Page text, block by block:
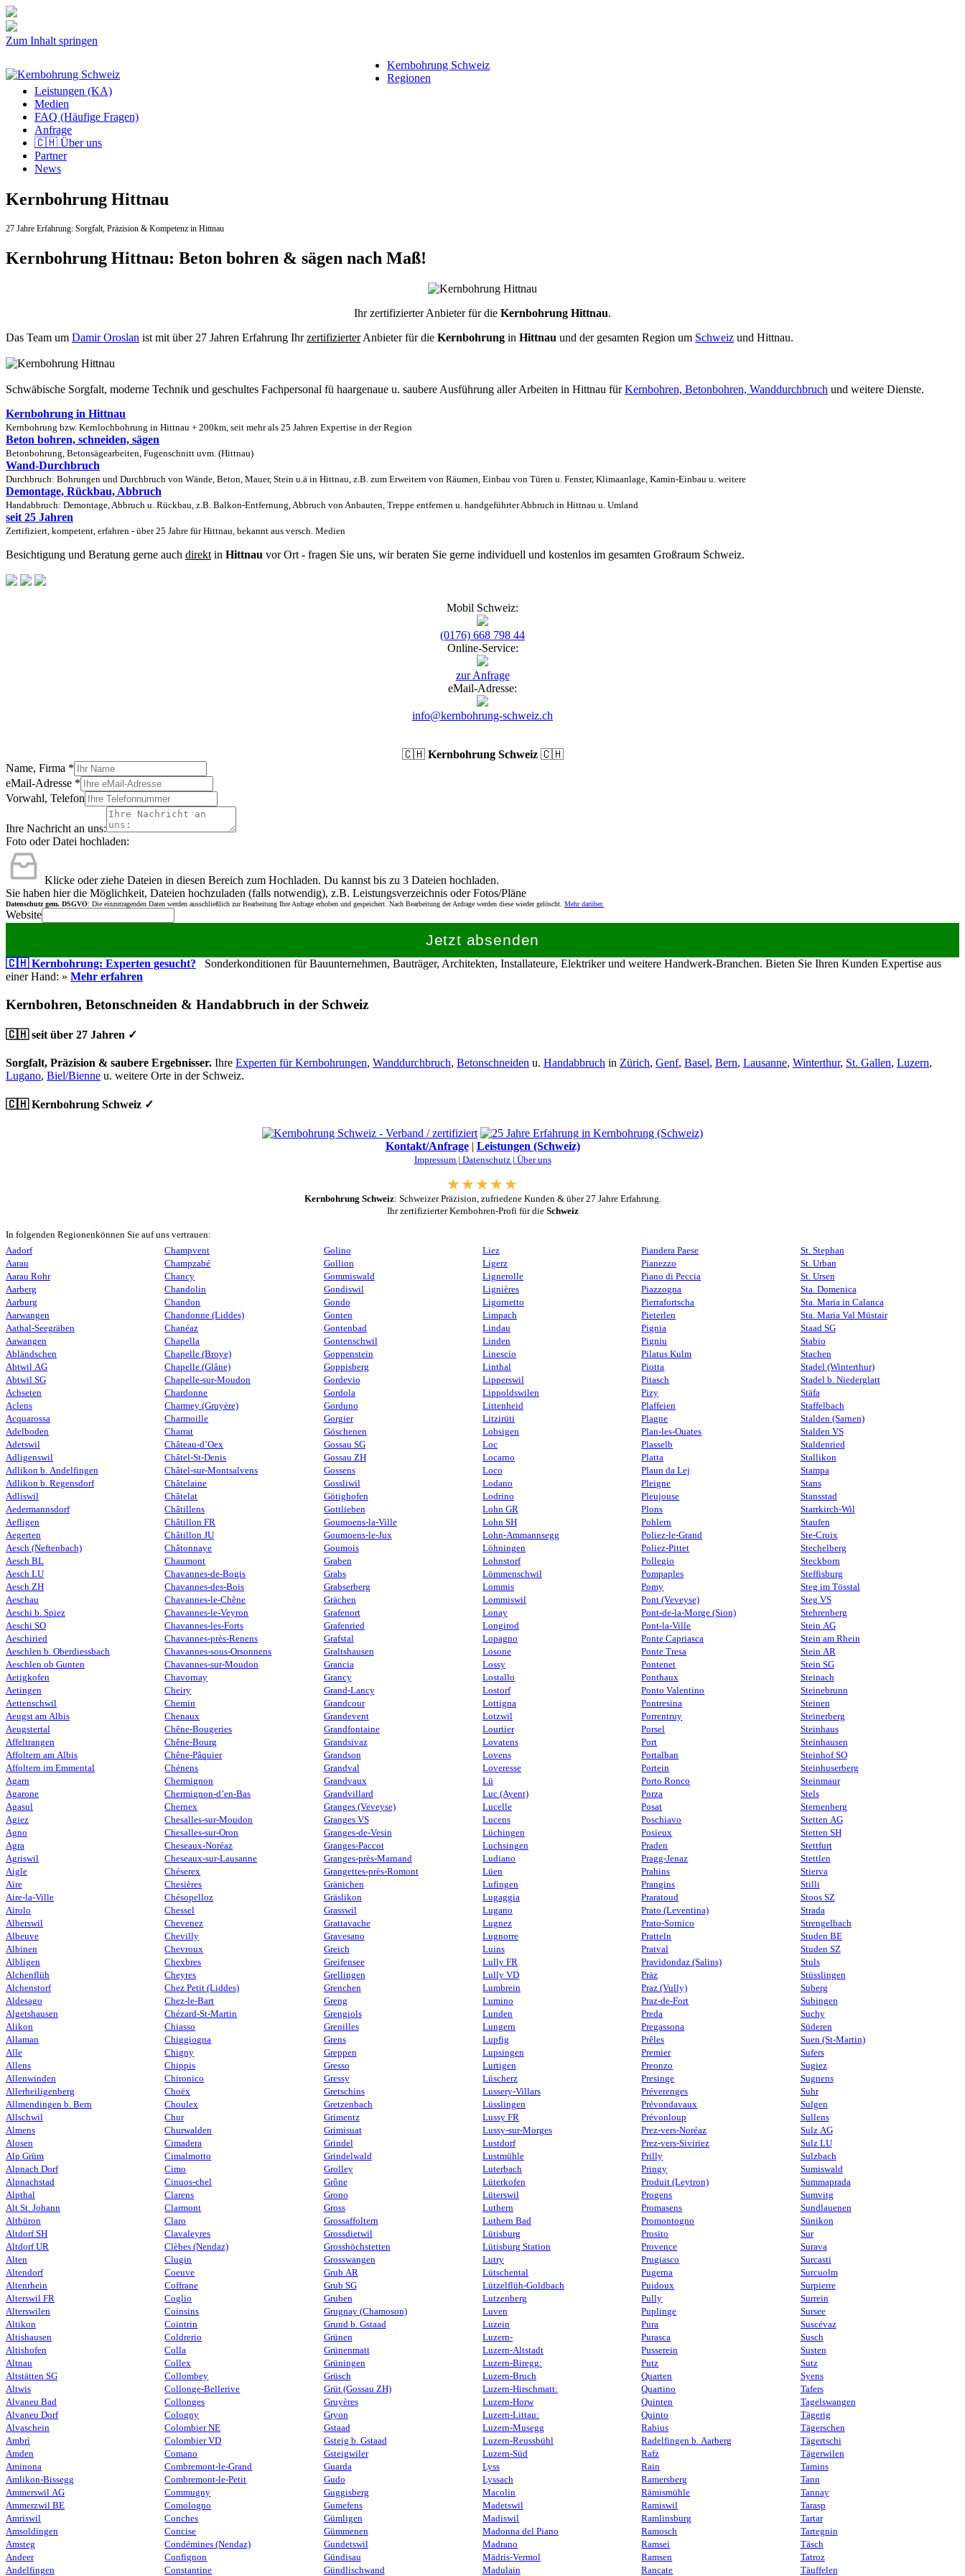
Zum Inhalt springen
Kernbohrung Schweiz
Regionen
Leistungen (KA)
Medien
FAQ (Häufige Fragen)
Anfrage
🇨🇭 Über uns
Partner
News
Kernbohrung Hittnau
27 Jahre Erfahrung: Sorgfalt, Präzision & Kompetenz in Hittnau
Kernbohrung Hittnau: Beton bohren & sägen nach Maß!
Ihr zertifizierter Anbieter für die Kernbohrung Hittnau.
Das Team um Damir Oroslan ist mit über 27 Jahren Erfahrung IhrzertifizierterAnbieter für die Kernbohrung in Hittnau und der gesamten Region um Schweiz und Hittnau.
Schwäbische Sorgfalt, moderne Technik und geschultes Fachpersonal fü haargenaue u. saubere Ausführung aller Arbeiten in Hittnau fürKernbohren, Betonbohren, Wanddurchbruch und weitere Dienste.
Kernbohrung in Hittnau
Kernbohrung bzw. Kernlochbohrung in Hittnau + 200km, seit mehr als 25 Jahren Expertise in der Region
Beton bohren, schneiden, sägen
Betonbohrung, Betonsägearbeiten, Fugenschnitt uvm. (Hittnau)
Wand-Durchbruch
Durchbruch: Bohrungen und Durchbruch von Wände, Beton, Mauer, Stein u.ä in Hittnau, z.B. zum Erweitern von Räumen, Einbau von Türen u. Fenster, Klimaanlage, Kamin-Einbau u. weitere
Demontage, Rückbau, Abbruch
Handabbruch: Demontage, Abbruch u. Rückbau, z.B. Balkon-Entfernung, Abbruch von Anbauten, Treppe entfernen u. handgeführter Abbruch in Hittnau u. Umland
seit 25 Jahren
Zertifiziert, kompetent, erfahren - über 25 Jahre für Hittnau, bekannt aus versch. Medien
Besichtigung und Beratung gerne auch direkt in Hittnau vor Ort - fragen Sie uns, wir beraten Sie gerne individuell und kostenlos im gesamten Großraum Schweiz.
Mobil Schweiz:
(0176) 668 798 44
Online-Service:
zur Anfrage
eMail-Adresse:
info@kernbohrung-schweiz.ch
🇨🇭 Kernbohrung Schweiz🇨🇭
Name, Firma *
eMail-Adresse *
Vorwahl, Telefon
Ihre Nachricht an uns:
Foto oder Datei hochladen:
Klicke oder ziehe Dateien in diesen Bereich zum Hochladen. Du kannst bis zu 3 Dateien hochladen.
Sie haben hier die Möglichkeit, Dateien hochzuladen (falls notwendig), z.B. Leistungsverzeichnis oder Fotos/Pläne
Datenschutz gem. DSGVO: Die einzutragenden Daten werden ausschließlich zur Bearbeitung Ihre Anfrage erhoben und gespeichert. Nach Bearbeitung der Anfrage werden diese wieder gelöscht. Mehr darüber.
Website
Jetzt absenden
🇨🇭 Kernbohrung: Experten gesucht? Sonderkonditionen für Bauunternehmen, Bauträger, Architekten, Installateure, Elektriker und weitere Handwerk-Branchen. Bieten Sie Ihren Kunden Expertise aus
einer Hand: » Mehr erfahren
Kernbohren, Betonschneiden & Handabbruch in der Schweiz
🇨🇭 seit über 27 Jahren ✓
Sorgfalt, Präzision & saubere Ergebnisser. Ihre Experten für Kernbohrungen, Wanddurchbruch, Betonschneiden u. Handabbruch in Zürich, Genf, Basel, Bern, Lausanne, Winterthur, St. Gallen, Luzern,
Lugano, Biel/Bienne u. weitere Orte in der Schweiz.
🇨🇭 Kernbohrung Schweiz ✓
Kontakt/Anfrage| Leistungen (Schweiz)
Impressum | Datenschutz | Über uns
Kernbohrung Schweiz: Schweizer Präzision, zufriedene Kunden & über 27 Jahre Erfahrung.
Ihr zertifizierter Kernbohren-Profi für die Schweiz
In folgenden Regionenkönnen Sie auf uns vertrauen:
Aadorf
Aarau
Aarau Rohr
Aarberg
Aarburg
Aarwangen
Aathal-Seegräben
Aawangen
Abländschen
Abtwil AG
Abtwil SG
Achseten
Aclens
Acquarossa
Adelboden
Adetswil
Adligenswil
Adlikon b. Andelfingen
Adlikon b. Regensdorf
Adliswil
Aedermannsdorf
Aefligen
Aegerten
Aesch (Neftenbach)
Aesch BL
Aesch LU
Aesch ZH
Aeschau
Aeschi b. Spiez
Aeschi SO
Aeschiried
Aeschlen b. Oberdiessbach
Aeschlen ob Gunten
Aetigkofen
Aetingen
Aettenschwil
Aeugst am Albis
Aeugstertal
Affeltrangen
Affoltern am Albis
Affoltern im Emmental
Agarn
Agarone
Agasul
Agiez
Agno
Agra
Agriswil
Aigle
Aïre
Aire-la-Ville
Airolo
Alberswil
Albeuve
Albinen
Albligen
Alchenflüh
Alchenstorf
Aldesago
Algetshausen
Alikon
Allaman
Alle
Allens
Allenwinden
Allerheiligenberg
Allmendingen b. Bern
Allschwil
Almens
Alosen
Alp Grüm
Alpnach Dorf
Alpnachstad
Alpthal
Alt St. Johann
Altbüron
Altdorf SH
Altdorf UR
Alten
Altendorf
Altenrhein
Alterswil FR
Alterswilen
Altikon
Altishausen
Altishofen
Altnau
Altstätten SG
Altwis
Alvaneu Bad
Alvaneu Dorf
Alvaschein
Ambrì
Amden
Aminona
Amlikon-Bissegg
Ammerswil AG
Ammerzwil BE
Amriswil
Amsoldingen
Amsteg
Andeer
Andelfingen
Champvent
Champzabé
Chancy
Chandolin
Chandon
Chandonne (Liddes)
Chanéaz
Chapella
Chapelle (Broye)
Chapelle (Glâne)
Chapelle-sur-Moudon
Chardonne
Charmey (Gruyère)
Charmoille
Charrat
Château-d’Oex
Châtel-St-Denis
Châtel-sur-Montsalvens
Châtelaine
Châtelat
Châtillens
Châtillon FR
Châtillon JU
Châtonnaye
Chaumont
Chavannes-de-Bogis
Chavannes-des-Bois
Chavannes-le-Chêne
Chavannes-le-Veyron
Chavannes-les-Forts
Chavannes-près-Renens
Chavannes-sous-Orsonnens
Chavannes-sur-Moudon
Chavornay
Cheiry
Chemin
Chenaux
Chêne-Bougeries
Chêne-Bourg
Chêne-Pâquier
Chénens
Chermignon
Chermignon-d’en-Bas
Chernex
Chesalles-sur-Moudon
Chesalles-sur-Oron
Cheseaux-Noréaz
Cheseaux-sur-Lausanne
Chéserex
Chesières
Chésopelloz
Chessel
Chevenez
Chevilly
Chevroux
Chexbres
Cheyres
Chez Petit (Liddes)
Chez-le-Bart
Chézard-St-Martin
Chiasso
Chiggiogna
Chigny
Chippis
Chironico
Choëx
Choulex
Chur
Churwalden
Cimadera
Cimalmotto
Cimo
Cinuos-chel
Clarens
Clarmont
Claro
Clavaleyres
Clèbes (Nendaz)
Clugin
Coeuve
Coffrane
Coglio
Coinsins
Cointrin
Coldrerio
Colla
Collex
Collombey
Collonge-Bellerive
Collonges
Cologny
Colombier NE
Colombier VD
Comano
Combremont-le-Grand
Combremont-le-Petit
Commugny
Comologno
Conches
Concise
Condémines (Nendaz)
Confignon
Constantine
Golino
Gollion
Gommiswald
Gondiswil
Gondo
Gonten
Gontenbad
Gontenschwil
Goppenstein
Goppisberg
Gordevio
Gordola
Gorduno
Gorgier
Göschenen
Gossau SG
Gossau ZH
Gossens
Gossliwil
Götighofen
Gottlieben
Goumoens-la-Ville
Goumoens-le-Jux
Goumois
Graben
Grabs
Grabserberg
Grächen
Grafenort
Grafenried
Grafstal
Graltshausen
Grancia
Grancy
Grand-Lancy
Grandcour
Grandevent
Grandfontaine
Grandsivaz
Grandson
Grandval
Grandvaux
Grandvillard
Granges (Veveyse)
Granges VS
Granges-de-Vesin
Granges-Paccot
Granges-près-Marnand
Grangettes-près-Romont
Gränichen
Gräslikon
Grasswil
Grattavache
Gravesano
Greich
Greifensee
Grellingen
Grenchen
Greng
Grengiols
Grenilles
Grens
Greppen
Gresso
Gressy
Gretschins
Gretzenbach
Grimentz
Grimisuat
Grindel
Grindelwald
Grolley
Grône
Grono
Gross
Grossaffoltern
Grossdietwil
Grosshöchstetten
Grosswangen
Grub AR
Grub SG
Gruben
Grugnay (Chamoson)
Grund b. Gstaad
Grünen
Grünenmatt
Grüningen
Grüsch
Grüt (Gossau ZH)
Gruyères
Gryon
Gstaad
Gsteig b. Gstaad
Gsteigwiler
Guarda
Gudo
Guggisberg
Gumefens
Gümligen
Gümmenen
Gundetswil
Gündisau
Gündlischwand
Liez
Ligerz
Lignerolle
Lignières
Ligornetto
Limpach
Lindau
Linden
Linescio
Linthal
Lipperswil
Lippoldswilen
Littenheid
Litzirüti
Lobsigen
Loc
Locarno
Loco
Lodano
Lodrino
Lohn GR
Lohn SH
Lohn-Ammannsegg
Löhningen
Lohnstorf
Lömmenschwil
Lommis
Lommiswil
Lonay
Longirod
Lopagno
Losone
Lossy
Lostallo
Lostorf
Lottigna
Lotzwil
Lourtier
Lovatens
Lovens
Loveresse
Lü
Luc (Ayent)
Lucelle
Lucens
Lüchingen
Luchsingen
Ludiano
Lüen
Lufingen
Lugaggia
Lugano
Lugnez
Lugnorre
Luins
Lully FR
Lully VD
Lumbrein
Lumino
Lunden
Lungern
Lupfig
Lupsingen
Lurtigen
Lüscherz
Lussery-Villars
Lüsslingen
Lussy FR
Lussy-sur-Morges
Lustdorf
Lustmühle
Luterbach
Lüterkofen
Lüterswil
Luthern
Luthern Bad
Lütisburg
Lütisburg Station
Lutry
Lütschental
Lützelflüh-Goldbach
Lutzenberg
Luven
Luzein
Luzern-
Luzern-Altstadt
Luzern-Biregg:
Luzern-Bruch
Luzern-Hirschmatt:
Luzern-Horw
Luzern-Littau:
Luzern-Musegg
Luzern-Reussbühl
Luzern-Süd
Lyss
Lyssach
Macolin
Madetswil
Madiswil
Madonna del Piano
Madrano
Mädris-Vermol
Madulain
Piandera Paese
Pianezzo
Piano di Peccia
Piazzogna
Pierrafortscha
Pieterlen
Pignia
Pigniu
Pilatus Kulm
Piotta
Pitasch
Pizy
Plaffeien
Plagne
Plan-les-Ouates
Plasselb
Platta
Plaun da Lej
Pleigne
Pleujouse
Plons
Pohlern
Poliez-le-Grand
Poliez-Pittet
Pollegio
Pompaples
Pomy
Pont (Veveyse)
Pont-de-la-Morge (Sion)
Pont-la-Ville
Ponte Capriasca
Ponte Tresa
Pontenet
Ponthaux
Ponto Valentino
Pontresina
Porrentruy
Porsel
Port
Portalban
Portein
Porto Ronco
Porza
Posat
Poschiavo
Posieux
Praden
Pragg-Jenaz
Prahins
Prangins
Praratoud
Prato (Leventina)
Prato-Sornico
Pratteln
Pratval
Pravidondaz (Salins)
Präz
Praz (Vully)
Praz-de-Fort
Preda
Pregassona
Prêles
Premier
Preonzo
Presinge
Préverenges
Prévondavaux
Prévonloup
Prez-vers-Noréaz
Prez-vers-Siviriez
Prilly
Pringy
Produit (Leytron)
Progens
Promasens
Promontogno
Prosito
Provence
Prugiasco
Pugerna
Puidoux
Pully
Puplinge
Pura
Purasca
Pusserein
Putz
Quarten
Quartino
Quinten
Quinto
Rabius
Radelfingen b. Aarberg
Rafz
Rain
Ramersberg
Rämismühle
Ramiswil
Ramlinsburg
Ramosch
Ramsei
Ramsen
Rancate
St. Stephan
St. Urban
St. Ursen
Sta. Domenica
Sta. Maria in Calanca
Sta. Maria Val Müstair
Staad SG
Stabio
Stachen
Stadel (Winterthur)
Stadel b. Niederglatt
Stäfa
Staffelbach
Stalden (Sarnen)
Stalden VS
Staldenried
Stallikon
Stampa
Stans
Stansstad
Starrkirch-Wil
Staufen
Ste-Croix
Stechelberg
Steckborn
Steffisburg
Steg im Tösstal
Steg VS
Stehrenberg
Stein AG
Stein am Rhein
Stein AR
Stein SG
Steinach
Steinebrunn
Steinen
Steinerberg
Steinhaus
Steinhausen
Steinhof SO
Steinhuserberg
Steinmaur
Stels
Sternenberg
Stetten AG
Stetten SH
Stettfurt
Stettlen
Stierva
Stilli
Stoos SZ
Strada
Strengelbach
Studen BE
Studen SZ
Stuls
Stüsslingen
Suberg
Subingen
Suchy
Süderen
Suen (St-Martin)
Sufers
Sugiez
Sugnens
Suhr
Sulgen
Sullens
Sulz AG
Sulz LU
Sulzbach
Sumiswald
Summaprada
Sumvitg
Sundlauenen
Sünikon
Sur
Surava
Surcasti
Surcuolm
Surpierre
Surrein
Sursee
Suscévaz
Susch
Susten
Sutz
Syens
Tafers
Tagelswangen
Tägerig
Tägerschen
Tägertschi
Tägerwilen
Tamins
Tann
Tannay
Tarasp
Tartar
Tartegnin
Täsch
Tatroz
Täuffelen